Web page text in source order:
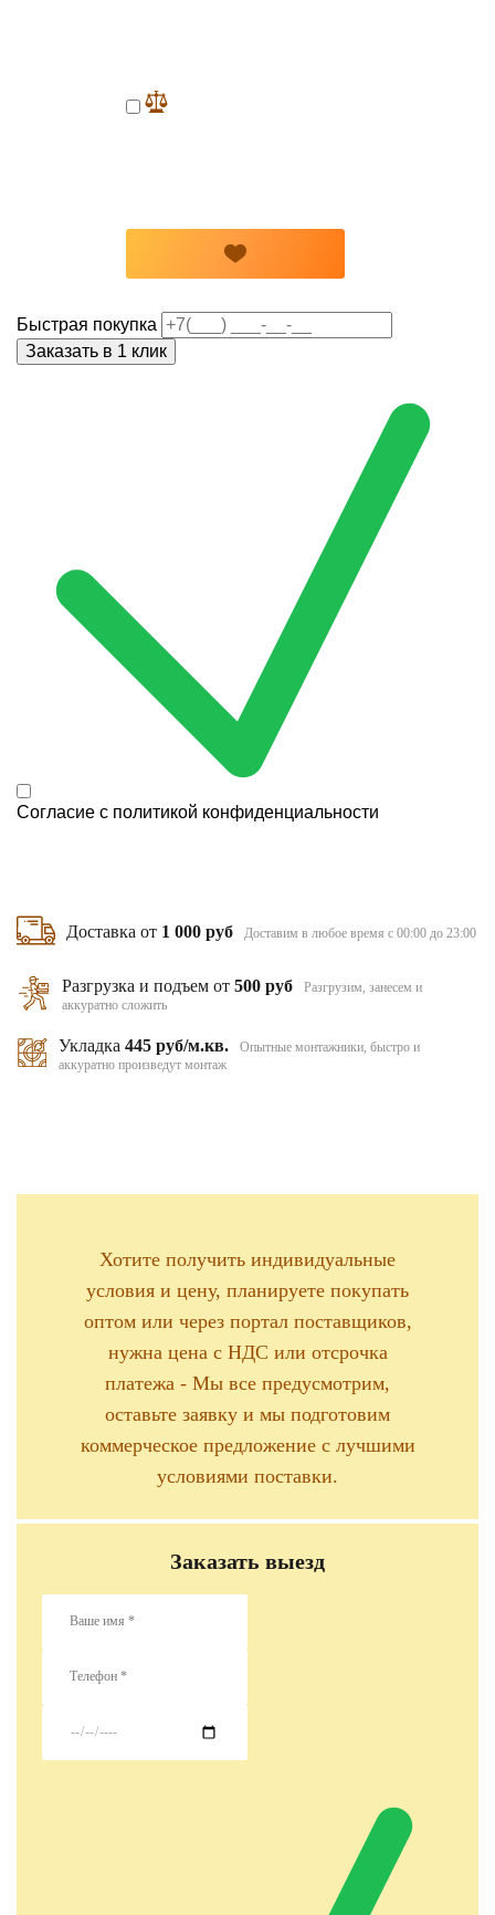
Быстрая покупка
Согласие с политикой конфиденциальности
Доставка от 1 000 руб Доставим в любое время с 00:00 до 23:00
Разгрузка и подъем от500 руб
Разгрузим, занесем и
аккуратно сложить
Укладка 445 руб/м.кв.
Опытные монтажники, быстро и
аккуратно произведут монтаж
Хотите получить индивидуальные
условия и цену, планируете покупать
оптом или через портал поставщиков,
нужна цена с НДС или отсрочка
платежа - Мы все предусмотрим,
оставьте заявку и мы подготовим
коммерческое предложение с лучшими
условиями поставки.
Заказать выезд